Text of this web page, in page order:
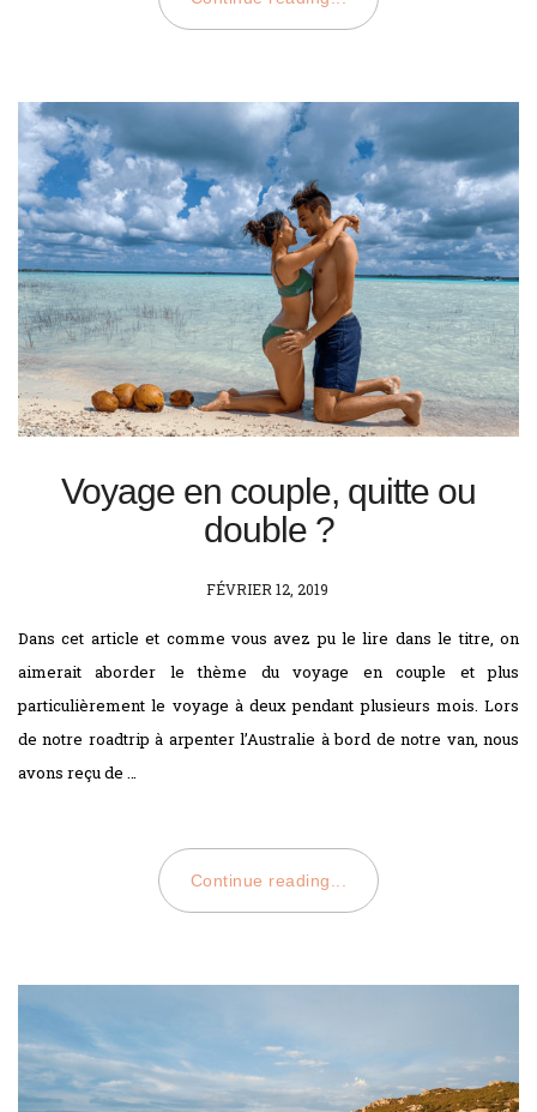
Voyage en couple, quitte ou
double ?
POSTED
FÉVRIER 12, 2019
Dans cet article et comme vous avez pu le lire dans le titre, on
aimerait aborder le thème du voyage en couple et plus
particulièrement le voyage à deux pendant plusieurs mois. Lors
de notre roadtrip à arpenter l’Australie à bord de notre van, nous
avons reçu de …
Continue reading...